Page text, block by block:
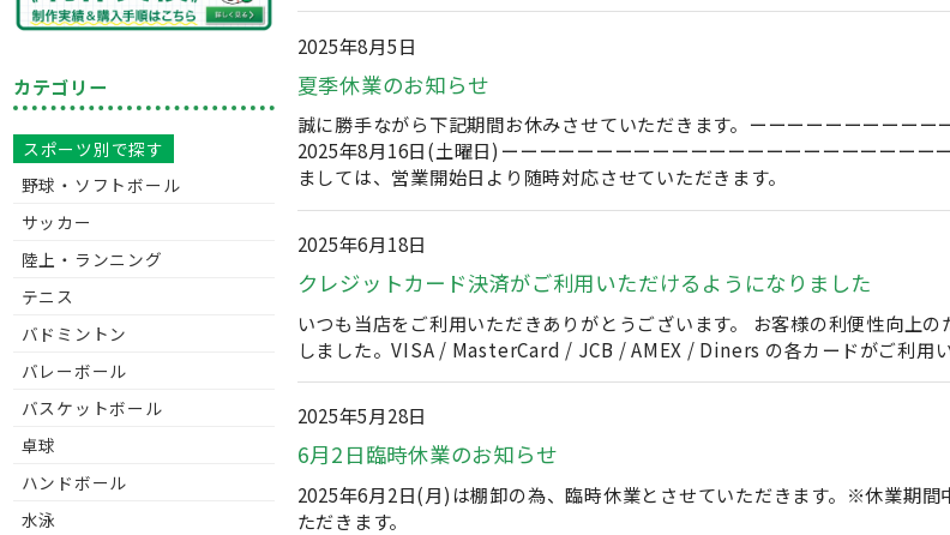
2025年8月5日
夏季休業のお知らせ
誠に勝手ながら下記期間お休みさせていただきます。ーーーーーーーー
2025年8月16日(土曜日)ーーーーーーーーーーーーーーーーーーーーーー
ましては、営業開始日より随時対応させていただきます。
2025年6月18日
クレジットカード決済がご利用いただけるようになりました
いつも当店をご利用いただきありがとうございます。 お客様の利便性向上
しました。VISA / MasterCard / JCB / AMEX / Diners の各カードがご利用
2025年5月28日
6月2日臨時休業のお知らせ
2025年6月2日(月)は棚卸の為、臨時休業とさせていただきます。※休業期
ただきます。
カテゴリー
スポーツ別で探す
野球・ソフトボール
サッカー
陸上・ランニング
テニス
バドミントン
バレーボール
バスケットボール
卓球
ハンドボール
水泳